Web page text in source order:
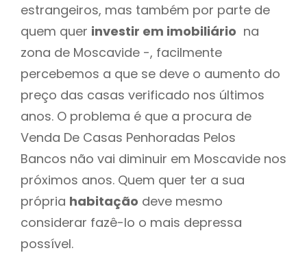
estrangeiros, mas também por parte de
quem quer investir em imobiliário na
zona de Moscavide -, facilmente
percebemos a que se deve o aumento do
preço das casas verificado nos últimos
anos. O problema é que a procura de
Venda De Casas Penhoradas Pelos
Bancos não vai diminuir em Moscavide nos
próximos anos. Quem quer ter a sua
própria habitação deve mesmo
considerar fazê-lo o mais depressa
possível.